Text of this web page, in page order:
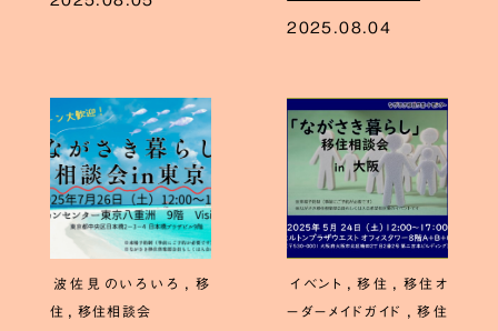
2025.08.04
波佐見のいろいろ , 移
住 , 移住相談会
イベント , 移住 , 移住オ
ーダーメイドガイド , 移住